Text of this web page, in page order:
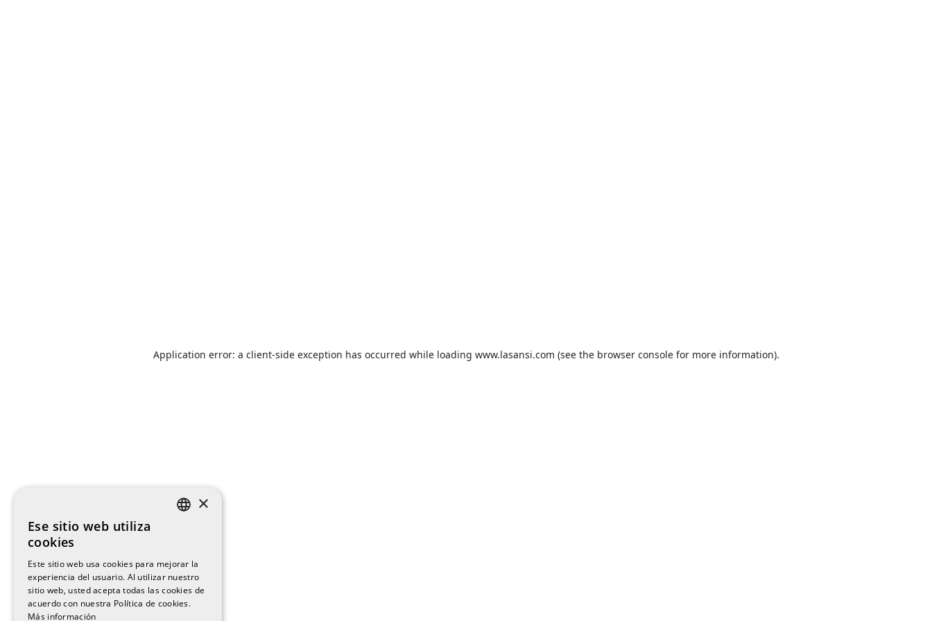
Application error: a client-side exception has occurred while loading www.lasansi.com (see the browser consolefor more information).
CATALAN
×
Ese sitio web utiliza
cookies
Este sitio web usa cookies para mejorar la
experiencia del usuario. Al utilizar nuestro
sitio web, usted acepta todas las cookies de
acuerdo con nuestra Política de cookies.
Más información